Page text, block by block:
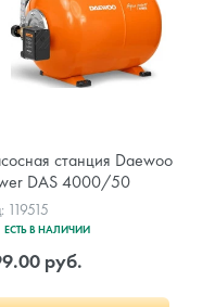
станция Daewoo
DAS 4000/50
119515
ЕСТЬ В НАЛИЧИИ
руб.